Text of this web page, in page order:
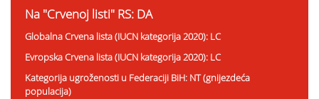
Na "Crvenoj listi" RS: DA
Globalna Crvena lista (IUCN kategorija 2020): LC
Evropska Crvena lista (IUCN kategorija 2020): LC
Kategorija ugroženosti u Federaciji BiH: NT (gnijezdeća
populacija)